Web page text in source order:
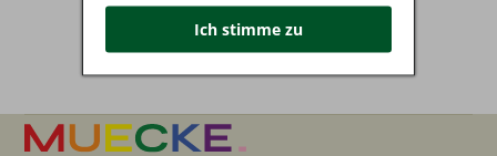
Ich stimme zu